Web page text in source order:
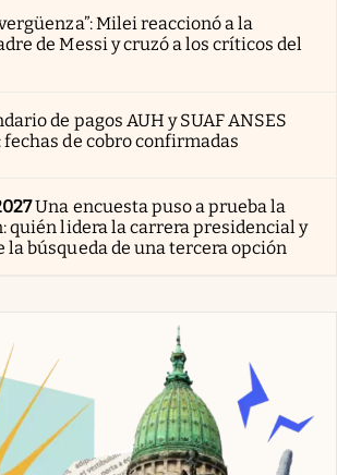
Milei reaccionó a la
de Messi y cruzó a los críticos del
de pagos AUH y SUAF ANSES
fechas de cobro confirmadas
Una encuesta puso a prueba la
quién lidera la carrera presidencial y
la búsqueda de una tercera opción